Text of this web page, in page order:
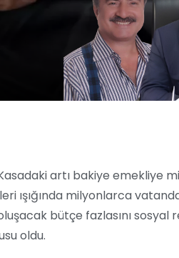
artı bakiye emekliye
ışığında milyonlarca
bütçe fazlasını
oldu.